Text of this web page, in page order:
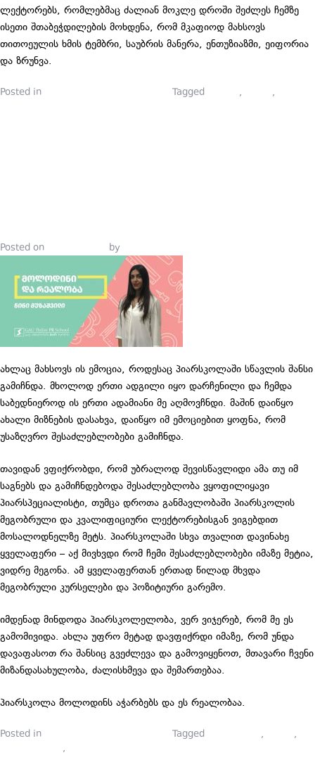
ლექტორებს, რომლებმაც ძალიან მოკლე დროში შეძლეს ჩემზე
ისეთი შთაბეჭდილების მოხდენა, რომ მკაფიოდ მახსოვს
თითოეულის ხმის ტემბრი, საუბრის მანერა, ენთუზიაზმი, ეიფორია
და ზრუნვა.
Posted in Tagged ,
,
Posted on by
ახლაც მახსოვს ის ემოცია, როდესაც პიარსკოლაში სწავლის შანსი
გამიჩნდა. მხოლოდ ერთი ადგილი იყო დარჩენილი და ჩემდა
საბედნიეროდ ის ერთი ადამიანი მე აღმოვჩნდი. მაშინ დაიწყო
ახალი მიზნების დასახვა, დაიწყო იმ ემოციებით ყოფნა, რომ
უსაზღვრო შესაძლებლობები გამიჩნდა.
თავიდან ვფიქრობდი, რომ უბრალოდ შევისწავლიდი ამა თუ იმ
საგნებს და გამიჩნდებოდა შესაძლებლობა ვყოფილიყავი
პიარსპეციალისტი, თუმცა დროთა განმავლობაში პიარსკოლის
მეგობრული და კვალიფიციური ლექტორებისგან ვიგებდით
მოსალოდნელზე მეტს. პიარსკოლაში სხვა თვალით დავინახე
ყველაფერი – აქ მივხვდი რომ ჩემი შესაძლებლობები იმაზე მეტია,
ვიდრე მეგონა. ამ ყველაფერთან ერთად წილად მხვდა
მეგობრული კურსელები და პოზიტიური გარემო.
იმდენად მინდოდა პიარსკოლელობა, ვერ ვიჯერებ, რომ მე ეს
გამომივიდა. ახლა უფრო მეტად დავფიქრდი იმაზე, რომ უნდა
დავაფასოთ რა შანსიც გვეძლევა და გამოვიყენოთ, მთავარი ჩვენი
მიზანდასახულობა, ძალისხმევა და შემართებაა.
პიარსკოლა მოლოდინს აჭარბებს და ეს რეალობაა.
Posted in Tagged ,
,
,